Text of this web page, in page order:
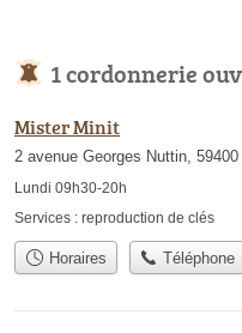
1 cordonnerie
Mister Minit
2 avenue Georges Nuttin, 59400
Lundi 09h30-20h
Services : reproduction de clés
Horaires Téléphone